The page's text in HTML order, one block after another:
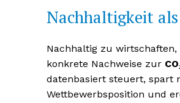
Nachhaltigkeit
Nachhaltig zu
konkrete Nachweise zur
datenbasiert steuert, spart
Wettbewerbsposition und